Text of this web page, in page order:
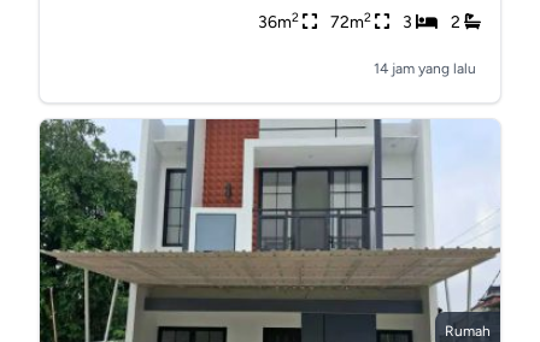
36m2 72m2 3 2
14 jam yang lalu
Rumah